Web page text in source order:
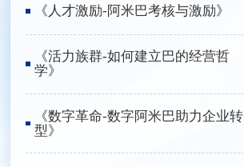
《人才激励-阿米巴考核与激励》
《活力族群-如何建立巴的经营哲
学》
《数字革命-数字阿米巴助力企业转
型》